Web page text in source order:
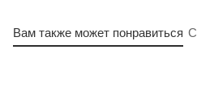
Вам также может понравиться С